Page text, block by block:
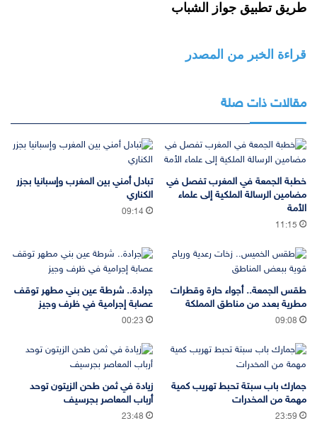
طريق تطبيق جواز الشباب
قراءة الخبر من المصدر
مقالات ذات صلة
خطبة الجمعة في المغرب تفصل في
مضامين الرسالة الملكية إلى علماء
الأمة
11:15
تبادل أمني بين المغرب وإسبانيا بجزر
الكناري
09:14
طقس الجمعة.. أجواء حارة وقطرات
مطرية بعدد من مناطق المملكة
09:08
جرادة.. شرطة عين بني مطهر توقف
عصابة إجرامية في ظرف وجيز
00:23
جمارك باب سبتة تحبط تهريب كمية
مهمة من المخدرات
23:59
زيادة في ثمن طحن الزيتون توحد
أرباب المعاصر بجرسيف
23:48